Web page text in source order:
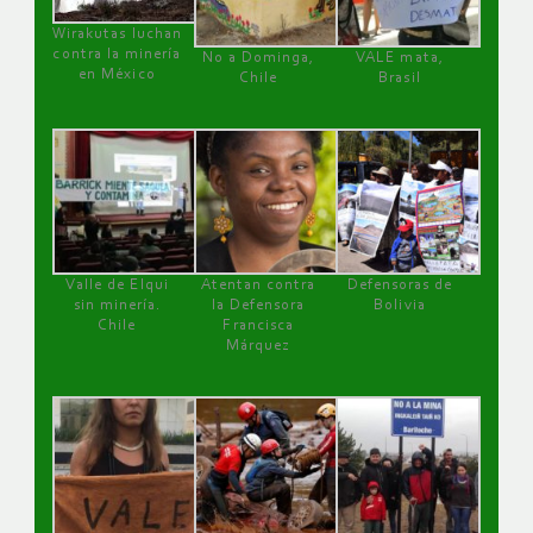
Wirakutas luchan
contra la minería
en México
No a Dominga,
Chile
VALE mata,
Brasil
Valle de Elqui
sin minería.
Chile
Atentan contra
la Defensora
Francisca
Márquez
Defensoras de
Bolivia